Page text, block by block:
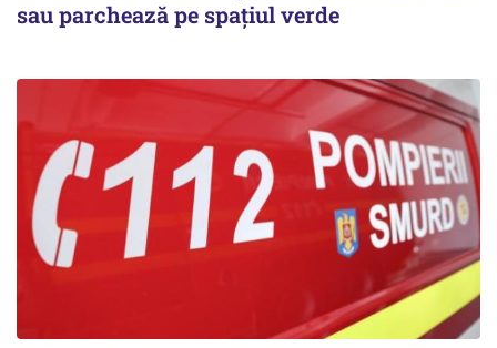
sau parchează pe spațiul verde